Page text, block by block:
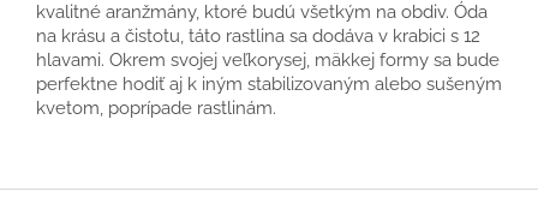
kvalitné aranžmány, ktoré budú všetkým na obdiv. Óda
na krásu a čistotu, táto rastlina sa dodáva v krabici s 12
hlavami. Okrem svojej veľkorysej, mäkkej formy sa bude
perfektne hodiť aj k iným stabilizovaným alebo sušeným
kvetom, poprípade rastlinám.